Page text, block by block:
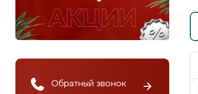
Обратный звонок